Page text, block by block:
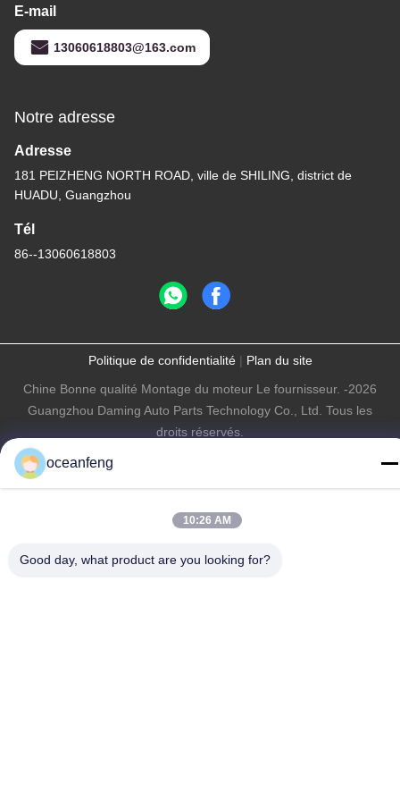
E-mail
13060618803@163.com
Notre adresse
Adresse
181 PEIZHENG NORTH ROAD, ville de SHILING, district de
HUADU, Guangzhou
Tél
86--13060618803
Politique de confidentialité| Plan du site
Chine Bonne qualité Montage du moteur Le fournisseur. -2026
Guangzhou Daming Auto Parts Technology Co., Ltd. Tous les
droits réservés.
oceanfeng
10:26 AM
Good day, what product are you looking for?